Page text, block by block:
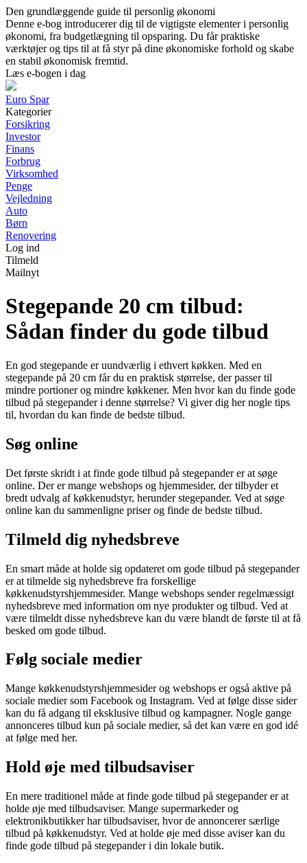
Den grundlæggende guide til personlig økonomi
Denne e-bog introducerer dig til de vigtigste elementer i personlig
økonomi, fra budgetlægning til opsparing. Du får praktiske
værktøjer og tips til at få styr på dine økonomiske forhold og skabe
en stabil økonomisk fremtid.
Læs e-bogen i dag
Euro Spar
Kategorier
Forsikring
Investor
Finans
Forbrug
Virksomhed
Penge
Vejledning
Auto
Børn
Renovering
Log ind
Tilmeld
Mailnyt
Stegepande 20 cm tilbud:
Sådan finder du gode tilbud
En god stegepande er uundværlig i ethvert køkken. Med en
stegepande på 20 cm får du en praktisk størrelse, der passer til
mindre portioner og mindre køkkener. Men hvor kan du finde gode
tilbud på stegepander i denne størrelse? Vi giver dig her nogle tips
til, hvordan du kan finde de bedste tilbud.
Søg online
Det første skridt i at finde gode tilbud på stegepander er at søge
online. Der er mange webshops og hjemmesider, der tilbyder et
bredt udvalg af køkkenudstyr, herunder stegepander. Ved at søge
online kan du sammenligne priser og finde de bedste tilbud.
Tilmeld dig nyhedsbreve
En smart måde at holde sig opdateret om gode tilbud på stegepander
er at tilmelde sig nyhedsbreve fra forskellige
køkkenudstyrshjemmesider. Mange webshops sender regelmæssigt
nyhedsbreve med information om nye produkter og tilbud. Ved at
være tilmeldt disse nyhedsbreve kan du være blandt de første til at få
besked om gode tilbud.
Følg sociale medier
Mange køkkenudstyrshjemmesider og webshops er også aktive på
sociale medier som Facebook og Instagram. Ved at følge disse sider
kan du få adgang til eksklusive tilbud og kampagner. Nogle gange
annonceres tilbud kun på sociale medier, så det kan være en god idé
at følge med her.
Hold øje med tilbudsaviser
En mere traditionel måde at finde gode tilbud på stegepander er at
holde øje med tilbudsaviser. Mange supermarkeder og
elektronikbutikker har tilbudsaviser, hvor de annoncerer særlige
tilbud på køkkenudstyr. Ved at holde øje med disse aviser kan du
finde gode tilbud på stegepander i din lokale butik.